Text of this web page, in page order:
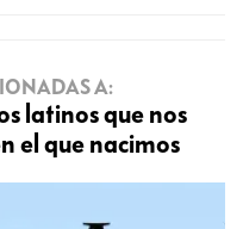
A:
latinos que nos
el que nacimos